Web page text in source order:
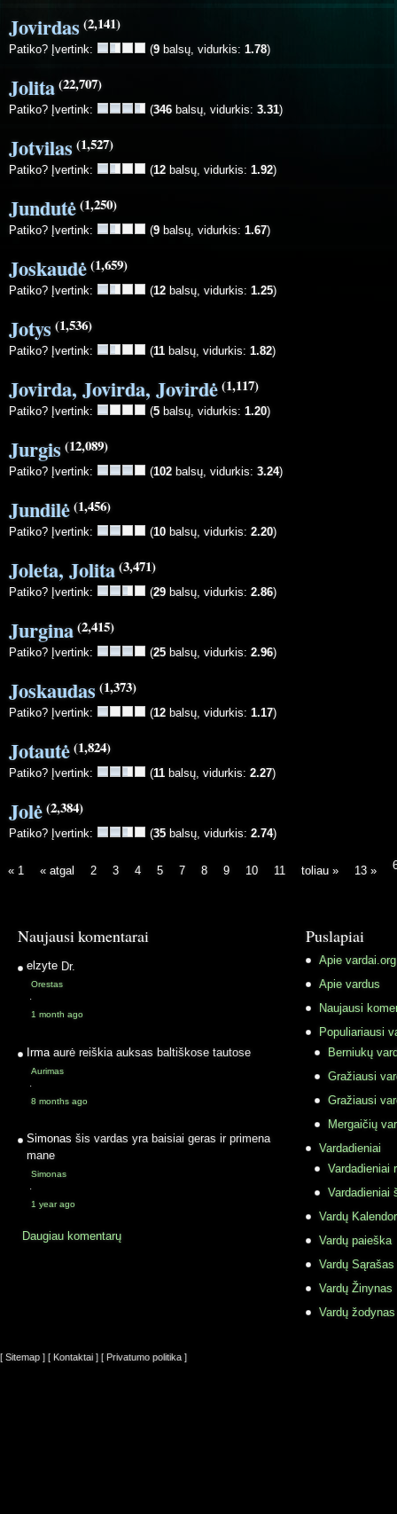
Jovirdas (2,141)
Patiko? Įvertink: (9 balsų, vidurkis: 1.78)
Jolita(22,707)
Patiko? Įvertink: (346 balsų, vidurkis: 3.31)
Jotvilas(1,527)
Patiko? Įvertink: (12 balsų, vidurkis: 1.92)
Jundutė(1,250)
Patiko? Įvertink: (9 balsų, vidurkis: 1.67)
Joskaudė(1,659)
Patiko? Įvertink: (12 balsų, vidurkis: 1.25)
Jotys(1,536)
Patiko? Įvertink: (11 balsų, vidurkis: 1.82)
Jovirda, Jovirda, Jovirdė(1,117)
Patiko? Įvertink: (5 balsų, vidurkis: 1.20)
Jurgis(12,089)
Patiko? Įvertink: (102 balsų, vidurkis: 3.24)
Jundilė(1,456)
Patiko? Įvertink: (10 balsų, vidurkis: 2.20)
Joleta, Jolita(3,471)
Patiko? Įvertink: (29 balsų, vidurkis: 2.86)
Jurgina(2,415)
Patiko? Įvertink: (25 balsų, vidurkis: 2.96)
Joskaudas(1,373)
Patiko? Įvertink: (12 balsų, vidurkis: 1.17)
Jotautė(1,824)
Patiko? Įvertink: (11 balsų, vidurkis: 2.27)
Jolė(2,384)
Patiko? Įvertink: (35 balsų, vidurkis: 2.74)
« 1 « atgal 2 3 4 5 7 8 9 10 11 toliau » 13 »
Naujausi komentarai
elzyte Dr.
Orestas
·
1 month ago
Irma aurė reiškia auksas baltiškose tautose
Aurimas
·
8 months ago
Simonas šis vardas yra baisiai geras ir primena
mane
Simonas
·
1 year ago
Daugiau komentarų
Puslapiai
Apie vardai.org
Apie vardus
Naujausi
Populiariausi
Berniukų
Gražiausi
Gražiausi
Mergaičių
Vardadieniai
Vardadieniai
Vardadieniai
Vardų
Vardų paieška
Vardų Sąrašas
Vardų Žinynas
Vardų
[ Sitemap ] [ Kontaktai ] [ Privatumo politika ]